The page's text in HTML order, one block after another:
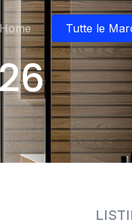
Home Tutte le